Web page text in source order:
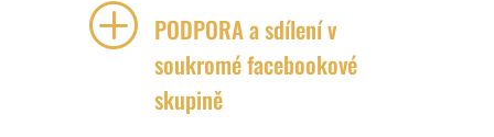
P PODPORA a sdílení v
soukromé facebookové
skupině